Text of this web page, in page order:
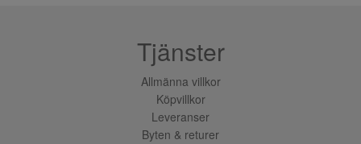
Tjänster
Allmänna villkor
Köpvillkor
Leveranser
Byten & returer